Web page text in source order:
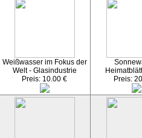
Weißwasser im Fokus der
Welt - Glasindustrie
Preis: 10.00 €
Preis: